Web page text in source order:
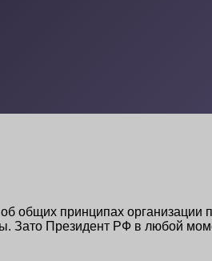
общих принципах организации
Зато Президент РФ в любой